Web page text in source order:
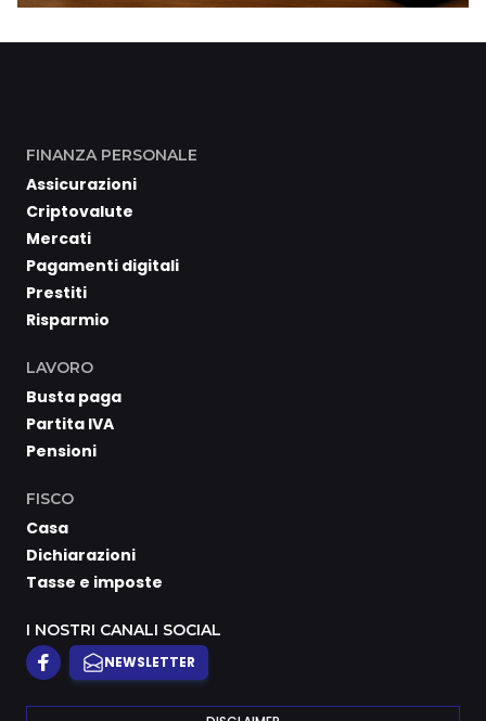
FINANZA PERSONALE
Assicurazioni
Criptovalute
Mercati
Pagamenti digitali
Prestiti
Risparmio
LAVORO
Busta paga
Partita IVA
Pensioni
FISCO
Casa
Dichiarazioni
Tasse e imposte
I NOSTRI CANALI SOCIAL
NEWSLETTER